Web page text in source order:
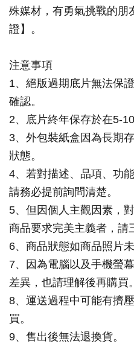
殊媒材，有勇氣挑戰的朋
證】。
注意事項
1、絕版過期底片無法保
確認。
2、底片終年保存於在5-
3、外包裝紙盒因為長期
狀態。
4、若對描述、品項、功
請務必提前詢問清楚。
5、但因個人主觀因素，
商品要求完美主義者，請
6、商品狀態如商品照片未
7、因為電腦以及手機螢
差異，也請理解後再購買。
8、運送過程中可能有擠
買。
9、售出後無法退換貨。